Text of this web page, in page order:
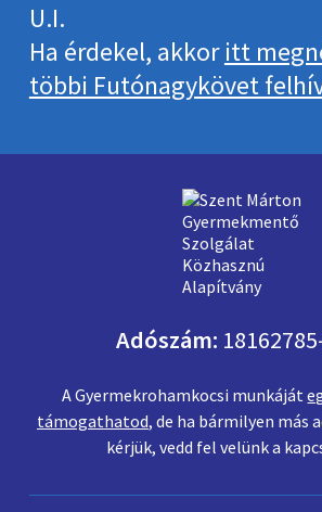
U.I.
Ha érdekel, akkoritt
többi Futónagykövet
Adószám:
A Gyermekrohamkocsi munkáját
támogathatod, de ha bármilyen más
kérjük, vedd fel velünk a